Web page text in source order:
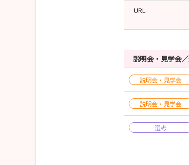
URL
説明会・見学会
説明会・見学会
説明会・見学会
選考